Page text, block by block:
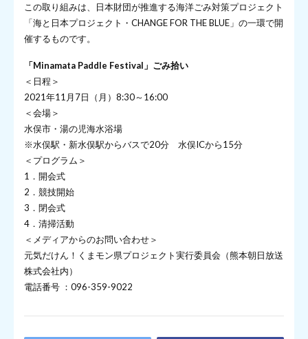
この取り組みは、日本財団が推進する海洋ごみ対策プロジェクト
「海と日本プロジェクト・CHANGE FOR THE BLUE」の一環で開
催するものです。
「Minamata Paddle Festival」ごみ拾い
＜日程＞
2021年11月7日（月）8:30～16:00
＜会場＞
水俣市・湯の児海水浴場
※水俣駅・新水俣駅からバスで20分 水俣ICから15分
＜プログラム＞
1．開会式
2．競技開始
3．閉会式
4．清掃活動
＜メディアからのお問い合わせ＞
元気だけん！くまモン県プロジェクト実行委員会（熊本朝日放送
株式会社内）
電話番号 ：096-359-9022